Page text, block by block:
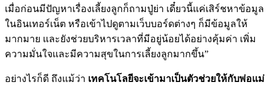
เมื่อก่อนมีปัญหาเรื่องเลี้ยงลูกก็ถามปู่ย่า เดี๋ยวนี้แค่เสิร์ชหาข้อมูล
ในอินเทอร์เน็ต หรือเข้าไปดูตามเว็บบอร์ดต่างๆ ก็มีข้อมูลให้
มากมาย และยังช่วยบริหารเวลาที่มีอยู่น้อยได้อย่างคุ้มค่า เพิ่ม
ความมั่นใจและมีความสุขในการเลี้ยงลูกมากขึ้น”
อย่างไรก็ดี ถึงแม้ว่า เทคโนโลยีจะเข้ามาเป็นตัวช่วยให้กับพ่อแม่